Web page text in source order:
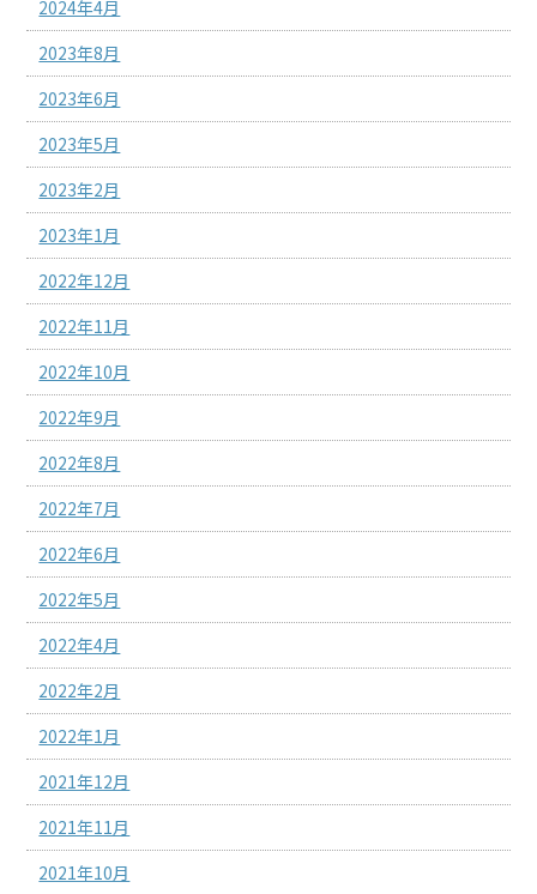
2024年4月
2023年8月
2023年6月
2023年5月
2023年2月
2023年1月
2022年12月
2022年11月
2022年10月
2022年9月
2022年8月
2022年7月
2022年6月
2022年5月
2022年4月
2022年2月
2022年1月
2021年12月
2021年11月
2021年10月